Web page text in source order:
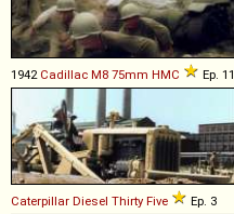
1942 Cadillac M8 75mm HMC Ep. 11
Caterpillar Diesel Thirty Five Ep. 3